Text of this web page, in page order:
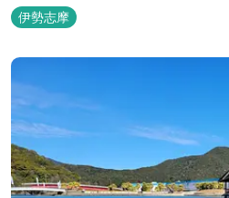
で、多くの人で賑わいます。 三重県おすすめ海水浴場ビーチ特集は
こちら🏖
伊勢志摩